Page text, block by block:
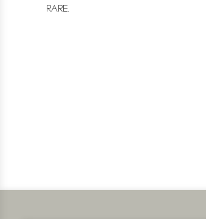
RARE.